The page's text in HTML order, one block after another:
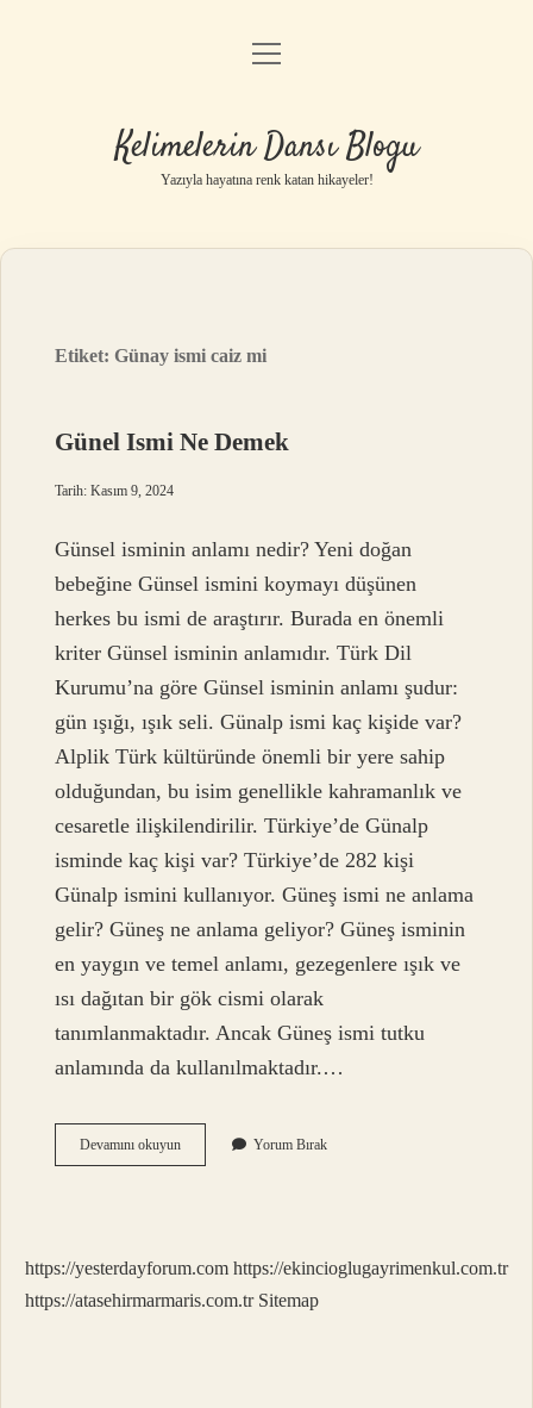
Anasayfa
Yasal Uyarı
menüyü
Kelimelerin Dansı Blogu
Yazıyla hayatına renk katan hikayeler!
Etiket:Günay ismi caiz mi
Günel Ismi Ne Demek
Tarih: Kasım 9, 2024
Günsel isminin anlamı nedir? Yeni doğan
bebeğine Günsel ismini koymayı düşünen
herkes bu ismi de araştırır. Burada en önemli
kriter Günsel isminin anlamıdır. Türk Dil
Kurumu’na göre Günsel isminin anlamı şudur:
gün ışığı, ışık seli. Günalp ismi kaç kişide var?
Alplik Türk kültüründe önemli bir yere sahip
olduğundan, bu isim genellikle kahramanlık ve
cesaretle ilişkilendirilir. Türkiye’de Günalp
isminde kaç kişi var? Türkiye’de 282 kişi
Günalp ismini kullanıyor. Güneş ismi ne anlama
gelir? Güneş ne ​​anlama geliyor? Güneş isminin
en yaygın ve temel anlamı, gezegenlere ışık ve
ısı dağıtan bir gök cismi olarak
tanımlanmaktadır. Ancak Güneş ismi tutku
anlamında da kullanılmaktadır.…
Devamını okuyunGünel
Ismi
Yorum Bırak
https://yesterdayforum.com https://ekincioglugayrimenkul.com.tr
https://atasehirmarmaris.com.tr Sitemap